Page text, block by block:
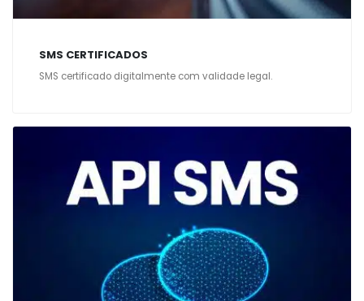
SMS CERTIFICADOS
SMS certificado digitalmente com validade legal.